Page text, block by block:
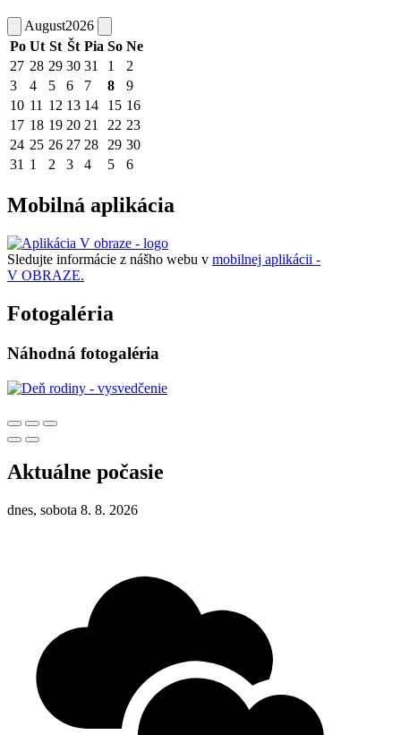
August2026
Po Ut St Št Pia So Ne
27 28 29 30 31 1
2
3
4 5 6 7 8
9
10 11 12 13 14 15 16
17 18 19 20 21 22 23
24 25 26 27 28 29 30
31 1 2 3 4 5 6
Mobilná aplikácia
Sledujte informácie z nášho webu v mobilnej aplikácii -
V OBRAZE.
Fotogaléria
Náhodná fotogaléria
Aktuálne počasie
dnes, sobota 8. 8. 2026